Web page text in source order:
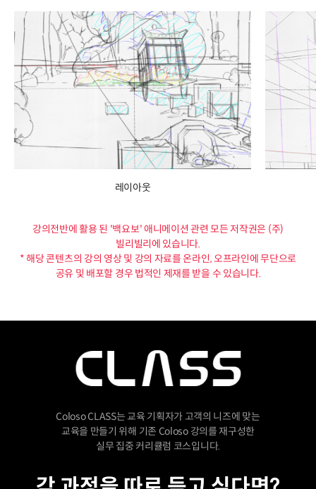
레이아웃
강의전반에 활용 된 '백요보' 애니메이션 관련 모든 저작권은 (주)
빌리빌리에 있습니다.
* 해당 콘텐츠의 강의 영상 및 강의 자료를 온라인, 오프라인에 무단으로
공유 및 배포할 경우 법적인 제재를 받을 수 있습니다.
Coloso CLASS는 교육 기획자가 고객의 니즈에 맞는
교육을 만들기 위해 기존 Coloso 강의를 재구성한
실무 집중 커리큘럼 코스입니다.